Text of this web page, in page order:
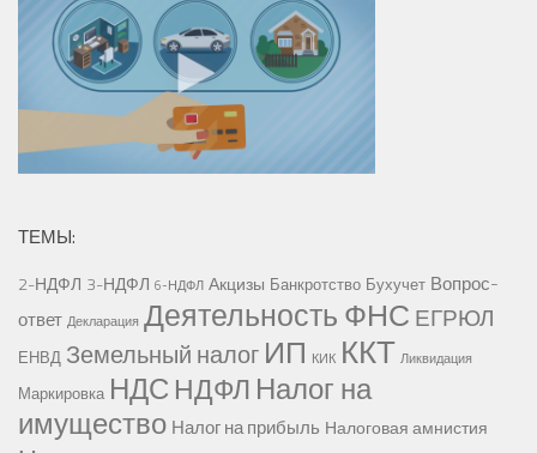
ТЕМЫ:
2-НДФЛ 3-НДФЛ 6-НДФЛ Акцизы Банкротство Бухучет Вопрос-
ответ Декларация Деятельность ФНС ЕГРЮЛ
ЕНВД Земельный налог ИП КИК ККТ Ликвидация
Маркировка НДС НДФЛ Налог на
имущество Налог на прибыль Налоговая амнистия